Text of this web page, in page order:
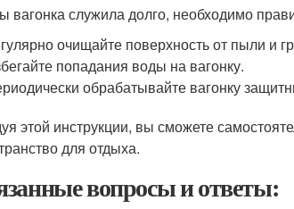
вагонка служила долго, необходимо
очищайте поверхность от пыли и
попадания воды на вагонку.
обрабатывайте вагонку
этой инструкции, вы сможете
для отдыха.
вопросы и ответы: